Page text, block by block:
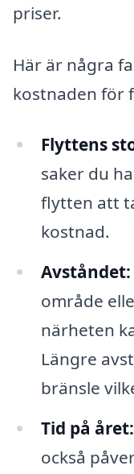
priser.
Här är några
kostnaden för
Flyttens
saker du
flytten att
kostnad.
Avståndet:
område
närheten
Längre
bränsle
Tid på året:
också